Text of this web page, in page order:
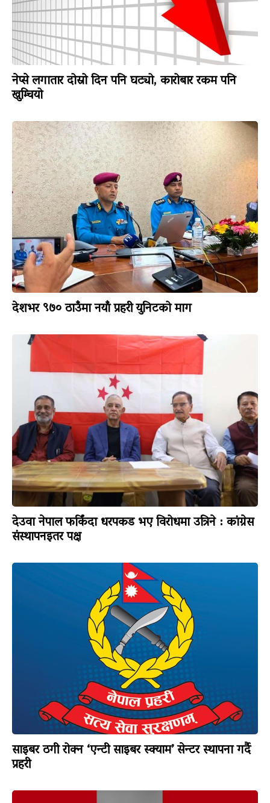
नेप्से लगातार दोस्रो दिन पनि घट्यो, कारोबार रकम पनि
खुम्चियो
देशभर ९७० ठाउँमा नयाँ प्रहरी युनिटको माग
देउवा नेपाल फर्किंदा धरपकड भए विरोधमा उत्रिने : कांग्रेस
संस्थापनइतर पक्ष
साइबर ठगी रोक्न ‘एन्टी साइबर स्क्याम’ सेन्टर स्थापना गर्दै
प्रहरी